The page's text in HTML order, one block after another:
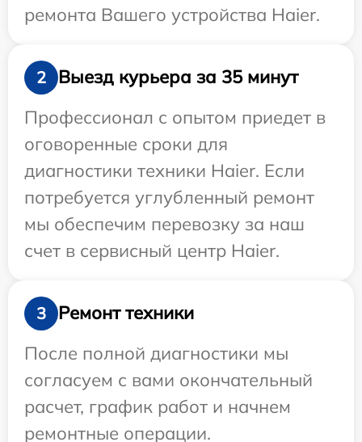
ремонта Вашего устройства Haier.
2
Выезд курьера за 35 минут
Профессионал с опытом приедет в
оговоренные сроки для
диагностики техники Haier. Если
потребуется углубленный ремонт
мы обеспечим перевозку за наш
счет в сервисный центр Haier.
3
Ремонт техники
После полной диагностики мы
согласуем с вами окончательный
расчет, график работ и начнем
ремонтные операции.